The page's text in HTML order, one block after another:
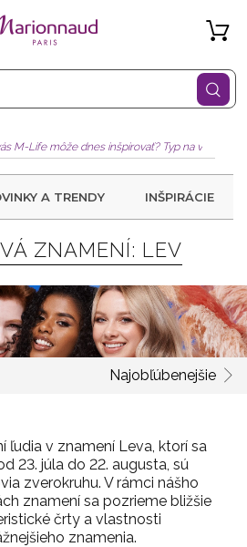
A TRENDY INŠPIRÁCIE
ZNAMENÍ: LEV
Najobľúbenejšie
ľudia v znamení Leva, ktorí sa
23. júla do 22. augusta, sú
zverokruhu. V rámci nášho
znamení sa pozrieme bližšie
črty a vlastnosti
znamenia.